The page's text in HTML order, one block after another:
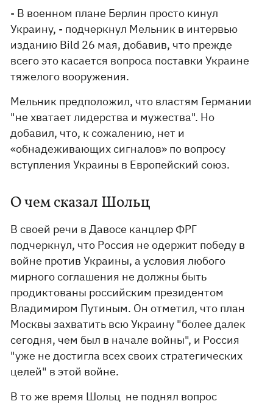
- В военном плане Берлин просто кинул
Украину, - подчеркнул Мельник в интервью
изданию Bild 26 мая, добавив, что прежде
всего это касается вопроса поставки Украине
тяжелого вооружения.
Мельник предположил, что властям Германии
"не хватает лидерства и мужества". Но
добавил, что, к сожалению, нет и
«обнадеживающих сигналов» по вопросу
вступления Украины в Европейский союз.
О чем сказал Шольц
В своей речи в Давосе канцлер ФРГ
подчеркнул, что Россия не одержит победу в
войне против Украины, а условия любого
мирного соглашения не должны быть
продиктованы российским президентом
Владимиром Путиным. Он отметил, что план
Москвы захватить всю Украину "более далек
сегодня, чем был в начале войны", и Россия
"уже не достигла всех своих стратегических
целей" в этой войне.
В то же время Шольц не поднял вопрос